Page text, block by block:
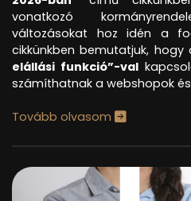
vonatkozó
változásokat hoz idén a
cikkünkben bemutatjuk,
elállási funkció”-val
számíthatnak a webshopok
Tovább olvasom